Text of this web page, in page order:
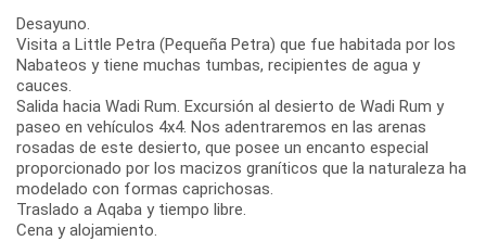
Desayuno.
Visita a Little Petra (Pequeña Petra) que fue habitada por los
Nabateos y tiene muchas tumbas, recipientes de agua y
cauces.
Salida hacia Wadi Rum. Excursión al desierto de Wadi Rum y
paseo en vehículos 4x4. Nos adentraremos en las arenas
rosadas de este desierto, que posee un encanto especial
proporcionado por los macizos graníticos que la naturaleza ha
modelado con formas caprichosas.
Traslado a Aqaba y tiempo libre.
Cena y alojamiento.